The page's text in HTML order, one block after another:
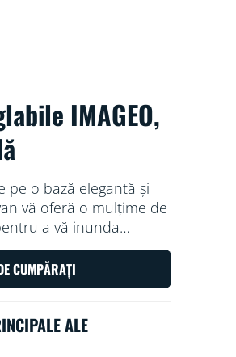
IMAGEO,
pe o bază elegantă și
vă oferă o mulțime de
a vă inunda
culori frumoase. Alegeți
pentru o activitate
noastră de
automate ale
CUMPĂRAȚI
ALE